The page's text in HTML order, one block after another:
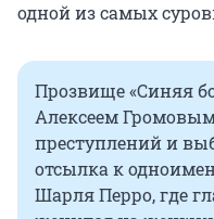
одной из самых
Прозвище «Синяя
Алексеем Громовым
преступлений и
отсылка к
Шарля Перро, где